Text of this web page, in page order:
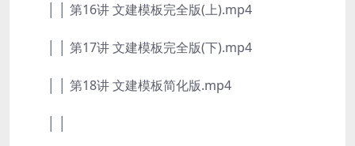
│ │ 第16讲 文建模板完全版(上).mp4
│ │ 第17讲 文建模板完全版(下).mp4
│ │ 第18讲 文建模板简化版.mp4